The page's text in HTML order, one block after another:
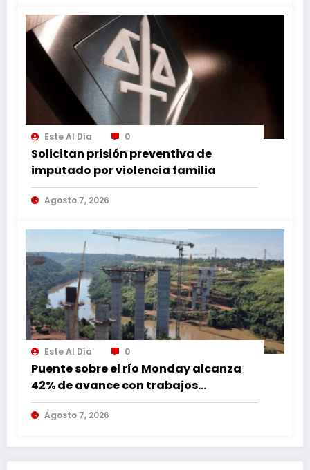
Este Al Día 0
Solicitan prisión preventiva de
imputado por violencia familia
Agosto 7, 2026
Este Al Día 0
Puente sobre el río Monday alcanza
42% de avance con trabajos
continuos
Agosto 7, 2026